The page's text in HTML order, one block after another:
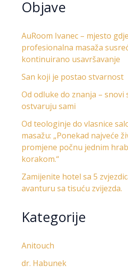
Objave
AuRoom Ivanec – mjesto gdje
profesionalna masaža
kontinuirano usavršavanje
San koji je postao stvarnost
Od odluke do znanja – snovi
ostvaruju sami
Od teologinje do vlasnice
masažu: „Ponekad najveće
promjene počnu jednim
korakom.“
Zamijenite hotel sa 5
avanturu sa tisuću zvijezda.
Kategorije
Anitouch
dr. Habunek